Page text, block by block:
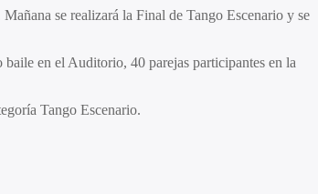
se realizará la Final de Tango Escenario y se
en el Auditorio, 40 parejas participantes en la
Tango Escenario.